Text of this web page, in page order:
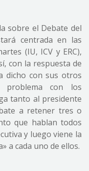
sobre el Debate del
centrada en las
(IU, ICV y ERC),
con la respuesta de
dicho con sus otros
problema con los
tanto al presidente
a retener tres o
que hablan todos
y luego viene la
a cada uno de ellos.